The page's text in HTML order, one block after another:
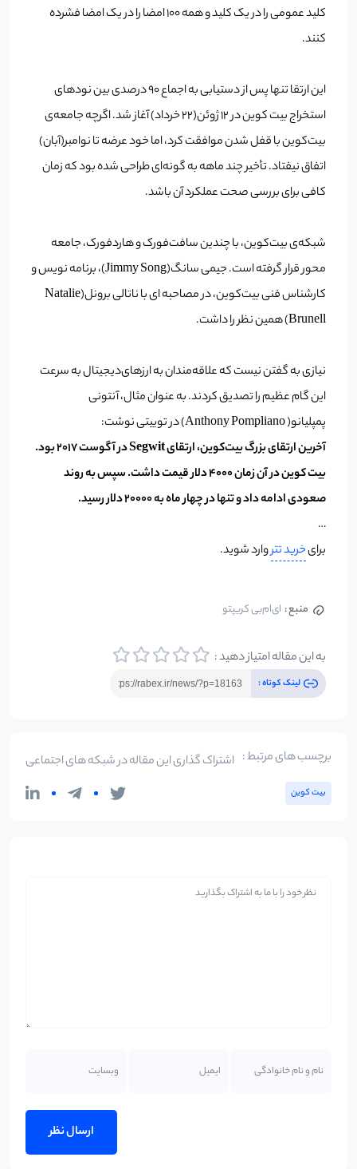
کلید عمومی را در یک کلید و همه 100 امضا را در یک امضا فشرده
کنند.
این ارتقا تنها پس از دستیابی به اجماع 90 درصدی بین نودهای
استخراج بیت کوین در 12 ژوئن(22 خرداد) آغاز شد. اگرچه جامعه‌ی
بیت‌کوین با قفل شدن موافقت کرد، اما خود عرضه تا نوامبر(آبان)
اتفاق نیفتاد. تأخیر چند ماهه به گونه‌ای طراحی شده بود که زمان
کافی برای بررسی صحت عملکرد آن باشد.
شبکه‌ی بیت‌کوین، با چندین سافت‌فورک و هارد‌فورک، جامعه
محور قرار گرفته است. جیمی سانگ(Jimmy Song)، برنامه نویس و
کارشناس فنی بیت‌کوین، در مصاحبه ای با ناتالی برونل(Natalie
Brunell) همین نظر را داشت.
نیازی به گفتن نیست که علاقه‌مندان به ارزهای‌دیجیتال به سرعت
این گام عظیم را تصدیق کردند. به عنوان مثال، آنتونی
پمپلیانو( Anthony Pompliano) در توییتی نوشت:
آخرین ارتقای بزرگ بیت‌کوین، ارتقای Segwit در آگوست 2017 بود.
بیت کوین در آن زمان 4000 دلار قیمت داشت. سپس به روند
صعودی ادامه داد و تنها در چهار ماه به 20000 دلار رسید.
…
برایخرید تتروارد شوید.
منبع : ای‌ام‌بی کریپتو
به این مقاله امتیاز دهید :
لینک کوتاه :
برچسب های مرتبط :
بیت کوین
اشتراک گذاری این مقاله در شبکه های اجتماعی